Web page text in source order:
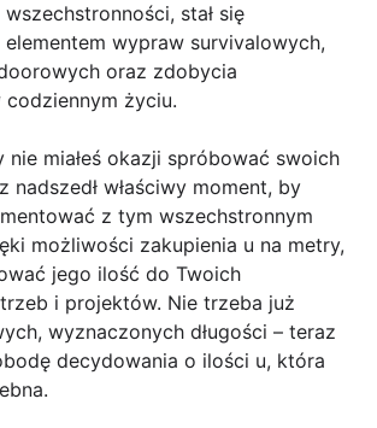
stał się
wypraw survivalowych,
oraz zdobycia
codziennym życiu.
miałeś okazji spróbować swoich
nadszedł właściwy moment, by
z tym wszechstronnym
możliwości zakupienia u na metry,
jego ilość do Twoich
i projektów. Nie trzeba już
wyznaczonych długości – teraz
decydowania o ilości u, która